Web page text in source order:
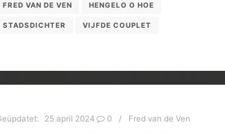
FRED VAN DE VEN HENGELO O HOE
STADSDICHTER VIJFDE COUPLET
25 april 2024 0 Fred van de Ven